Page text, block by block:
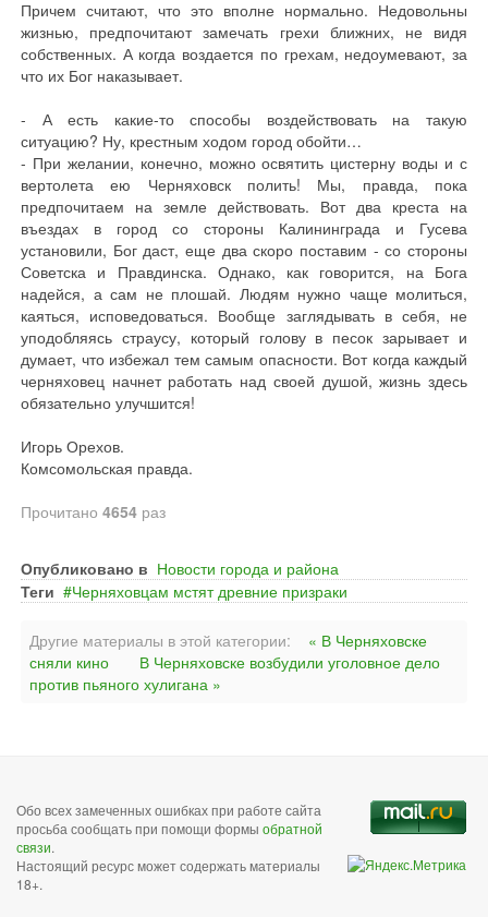
Причем считают, что это вполне нормально. Недовольны
жизнью, предпочитают замечать грехи ближних, не видя
собственных. А когда воздается по грехам, недоумевают, за
что их Бог наказывает.
- А есть какие-то способы воздействовать на такую
ситуацию? Ну, крестным ходом город обойти…
- При желании, конечно, можно освятить цистерну воды и с
вертолета ею Черняховск полить! Мы, правда, пока
предпочитаем на земле действовать. Вот два креста на
въездах в город со стороны Калининграда и Гусева
установили, Бог даст, еще два скоро поставим - со стороны
Советска и Правдинска. Однако, как говорится, на Бога
надейся, а сам не плошай. Людям нужно чаще молиться,
каяться, исповедоваться. Вообще заглядывать в себя, не
уподобляясь страусу, который голову в песок зарывает и
думает, что избежал тем самым опасности. Вот когда каждый
черняховец начнет работать над своей душой, жизнь здесь
обязательно улучшится!
Игорь Орехов.
Комсомольская правда.
Прочитано 4654 раз
Опубликовано в Новости города и района
Теги
Черняховцам мстят древние призраки
Другие материалы в этой категории:
« В Черняховске
сняли кино
В Черняховске возбудили уголовное дело
против пьяного хулигана »
Обо всех замеченных ошибках при работе сайта
просьба сообщать при помощи формы обратной
связи.
Настоящий ресурс может содержать материалы
18+.